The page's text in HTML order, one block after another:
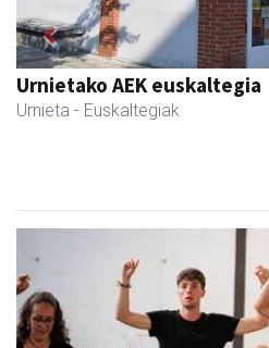
Xixori belar-denda
Andoain - Belar-denda
Previous